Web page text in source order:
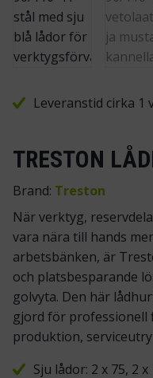
Leveranstid cirka 1
TRESTON
Brand: Treston
När verktyg,
vara nära till hands
arbetsbänken, är
och platsbesparande
golvyta. Den här
gjord för professionell
produktion,
Sju lådor: 2 x 75, 2